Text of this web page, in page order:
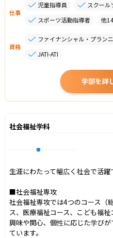
仕事
児童指導員
スクール
スポーツ活動指導者
他14
資格
ファイナンシャル・プラン
JATI-ATI
学部を詳
社会福祉学科
生涯にわたって幅広く社会で活
■社会福祉専攻
社会福祉専攻では4つのコース（
ス、医療福祉コース、こども福
興味や関心、個性に応じた学び
ています。